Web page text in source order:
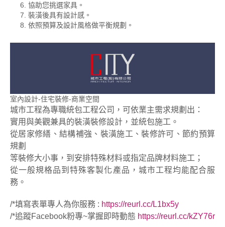
協助您挑選家具。
裝潢後具有設計感。
依照預算及設計風格做平衡規劃。
室內設計-住宅裝修-商業空間
城市工程為專職統包工程公司，可依業主需求規劃出：
實用與美觀兼具的裝潢裝修設計，並統包施工。
從居家修繕、結構補強、裝潢施工、裝修許可、節約預算
規劃
等裝修大小事，到安排特殊材料或指定品牌材料施工；
從一般規格品到特殊客製化產品，城市工程均能配合服
務。
/*填寫表單專人為你服務 : https://reurl.cc/L1bx5y
/*追蹤Facebook粉專~掌握即時動態 https://reurl.cc/kZY76r